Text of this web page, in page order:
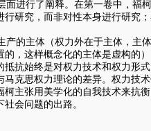
进行了阐释。在第一卷中，福
研究，而非对性本身进行研究
的主体（权力外在于主体，主
，这样概念化的主体是虚构的
抗始终是对权力技术和权力形
克思权力理论的差异。权力技
主张用美学化的自我技术来抗
会问题的出路。